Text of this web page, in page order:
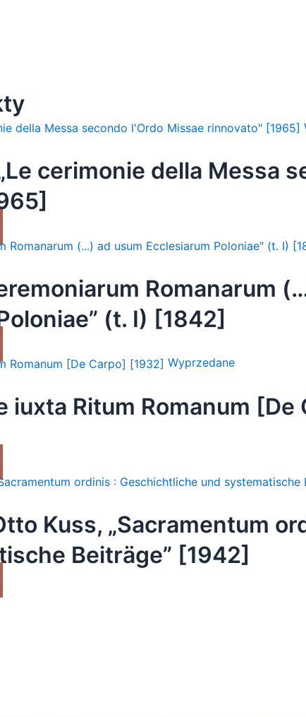
cerimonie della Messa
Romanarum
(t. I) [1842]
Wyprzedane
iuxta Ritum Romanum [De
Kuss, „Sacramentum
Beiträge” [1942]